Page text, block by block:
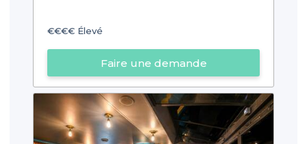
€€€€ Élevé
Faire une demande